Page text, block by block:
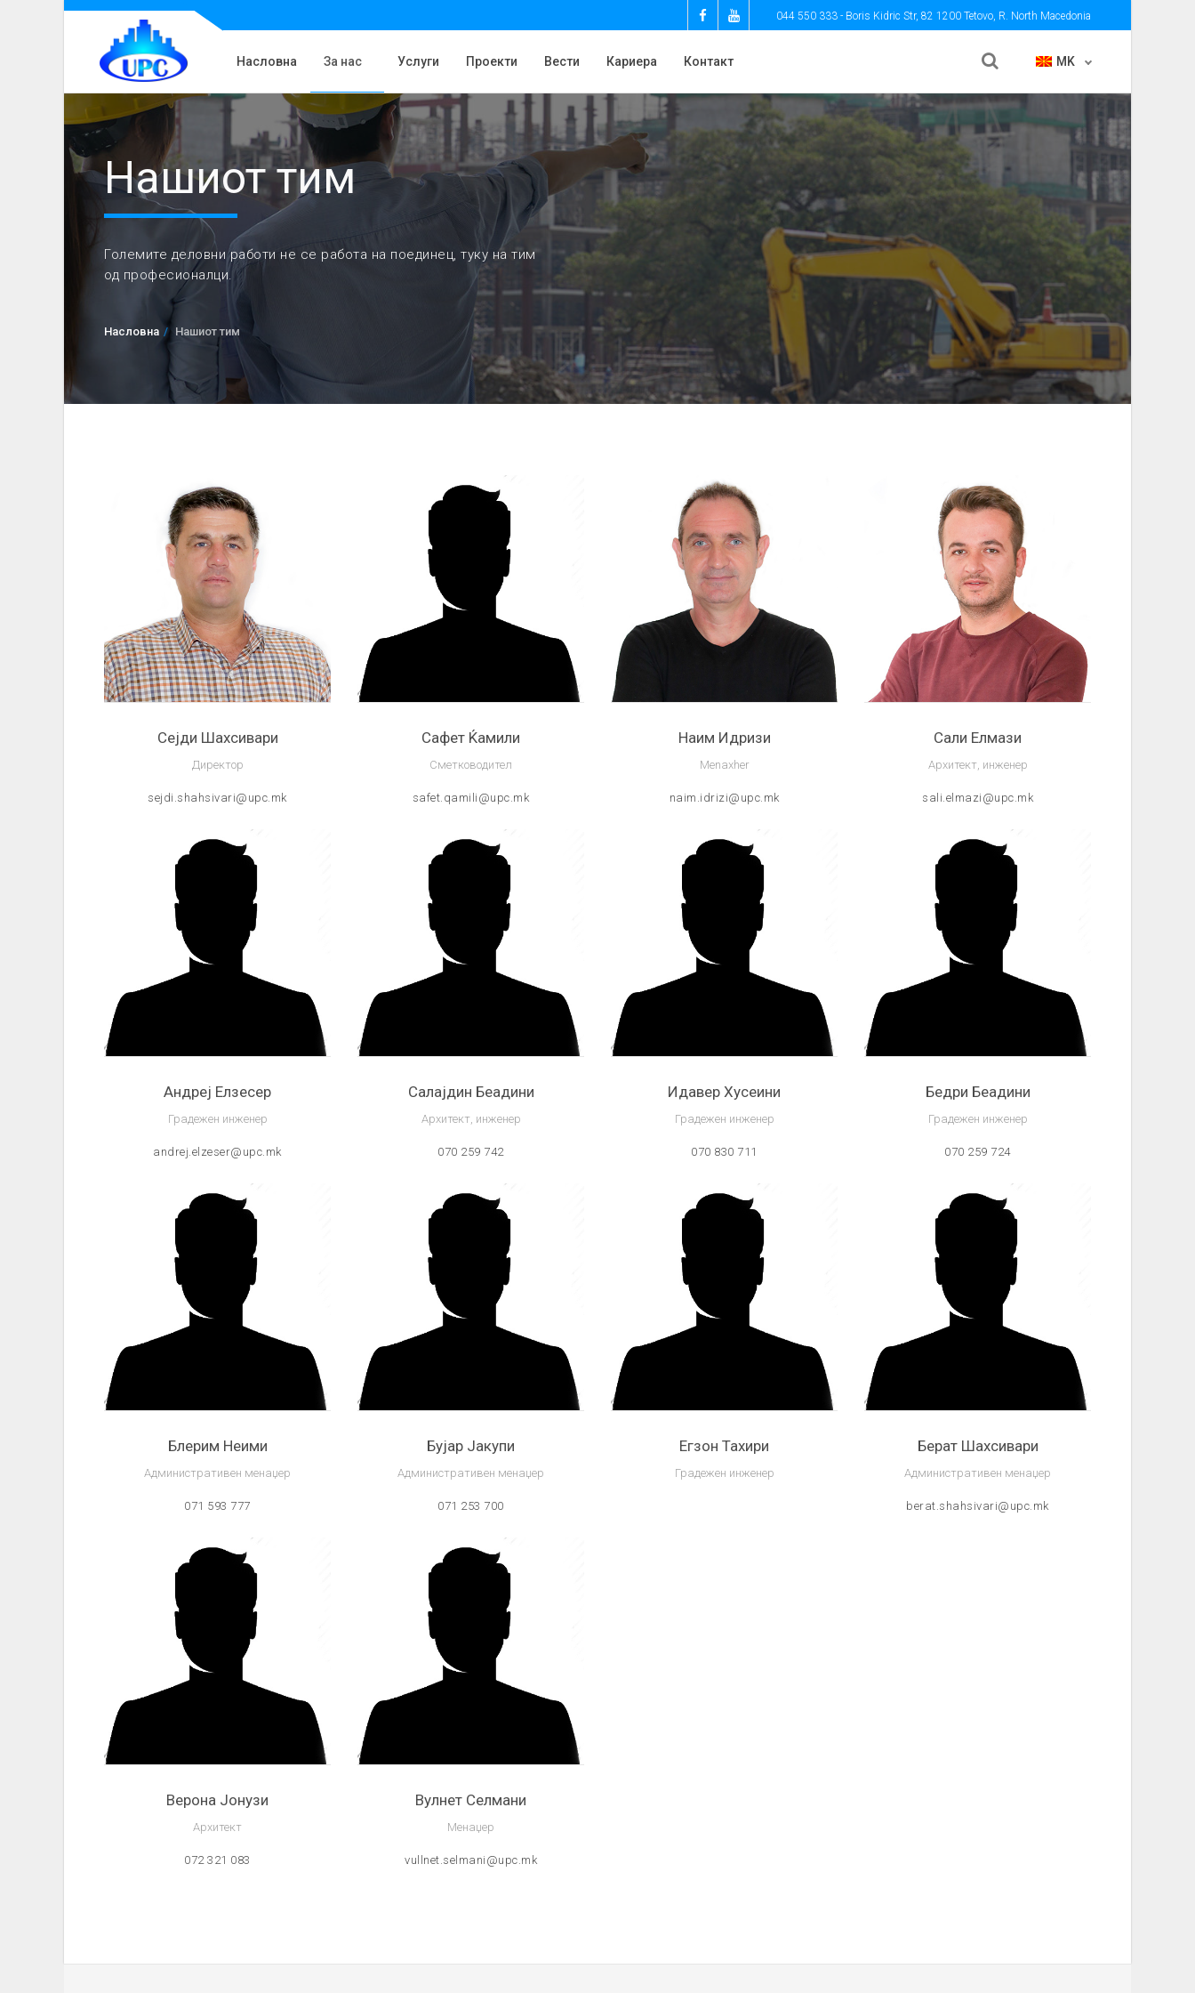
044 550 333 - Boris Kidric Str, 82 1200 Tetovo, R. North Macedonia
Насловна За нас Услуги Проекти Вести Кариера Контакт MK
Нашиот тим
Големите деловни работи не се работа на поединец, туку на тим
од професионалци.
Насловна Нашиот тим
Сејди Шахсивари
Директор
sejdi.shahsivari@upc.mk
Сафет Ќамили
Сметководител
safet.qamili@upc.mk
Наим Идризи
Menaxher
naim.idrizi@upc.mk
Сали Елмази
Архитект, инженер
sali.elmazi@upc.mk
Андреј Елзесер
Градежен инженер
andrej.elzeser@upc.mk
Салајдин Беадини
Архитект, инженер
070 259 742
Идавер Хусеини
Градежен инженер
070 830 711
Бедри Беадини
Градежен инженер
070 259 724
Блерим Неими
Административен менаџер
071 593 777
Бујар Јакупи
Административен менаџер
071 253 700
Егзон Тахири
Градежен инженер
Берат Шахсивари
Административен менаџер
berat.shahsivari@upc.mk
Верона Јонузи
Архитект
072 321 083
Вулнет Селмани
Менаџер
vullnet.selmani@upc.mk